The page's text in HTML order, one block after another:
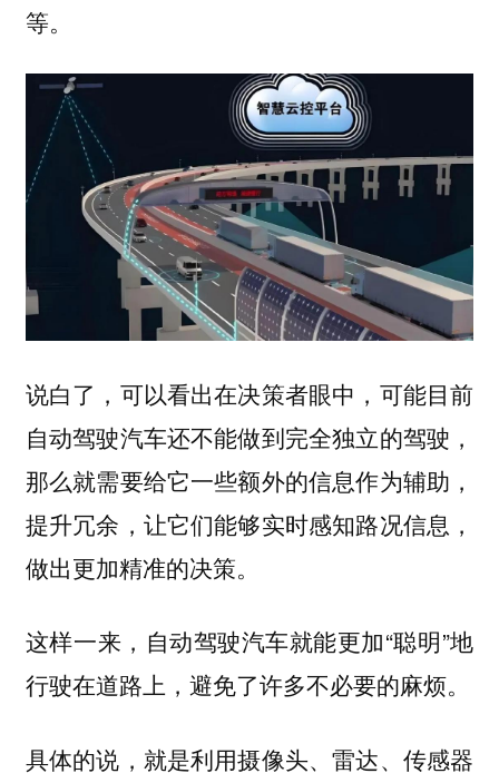
等。
说白了，可以看出在决策者眼中，可能目前
自动驾驶汽车还不能做到完全独立的驾驶，
那么就需要给它一些额外的信息作为辅助，
提升冗余，让它们能够实时感知路况信息，
做出更加精准的决策。
这样一来，自动驾驶汽车就能更加“聪明”地
行驶在道路上，避免了许多不必要的麻烦。
具体的说，就是利用摄像头、雷达、传感器